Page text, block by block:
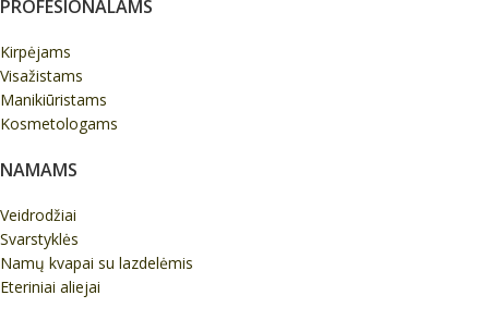
PROFESIONALAMS
Kirpėjams
Visažistams
Manikiūristams
Kosmetologams
NAMAMS
Veidrodžiai
Svarstyklės
Namų kvapai su lazdelėmis
Eteriniai aliejai